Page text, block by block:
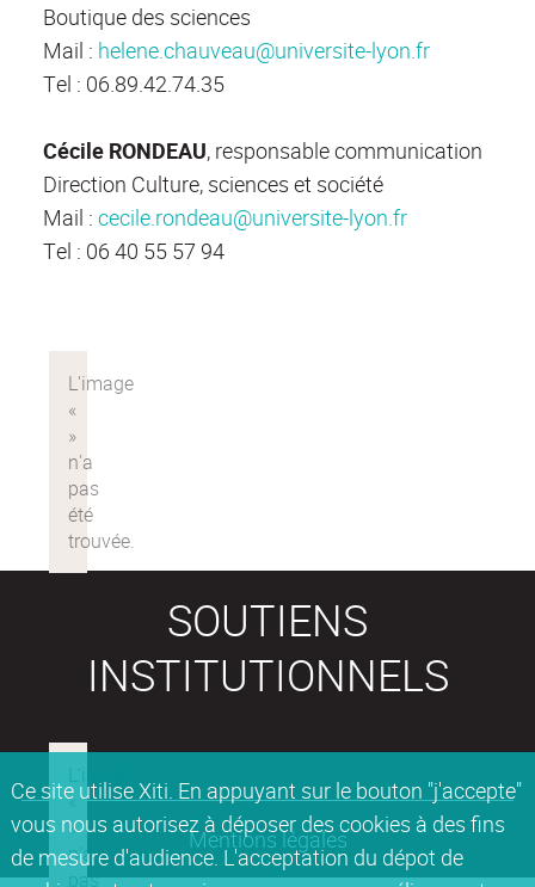
Ce site utilise Xiti. En appuyant sur le bouton "j'accepte"
vous nous autorisez à déposer des cookies à des fins
de mesure d'audience. L'acceptation du dépot de
Boutique des sciences
Mail : helene.chauveau@universite-lyon.fr
Tel : 06.89.42.74.35
Cécile RONDEAU, responsable communication
Direction Culture, sciences et société
Mail : cecile.rondeau@universite-lyon.fr
Tel : 06 40 55 57 94
SOUTIENS
INSTITUTIONNELS
Mentions légales